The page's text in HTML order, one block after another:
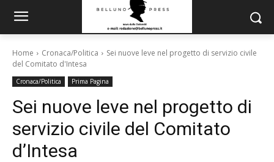
Home Cronaca/Politica
Sei nuove leve nel progetto di servizio civile
del Comitato d'Intesa
Cronaca/Politica Prima Pagina
Sei nuove leve nel progetto di
servizio civile del Comitato
d’Intesa